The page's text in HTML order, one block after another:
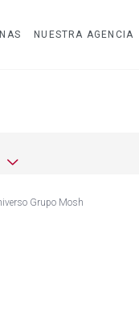
NUESTRA AGENCIA
Grupo Mosh